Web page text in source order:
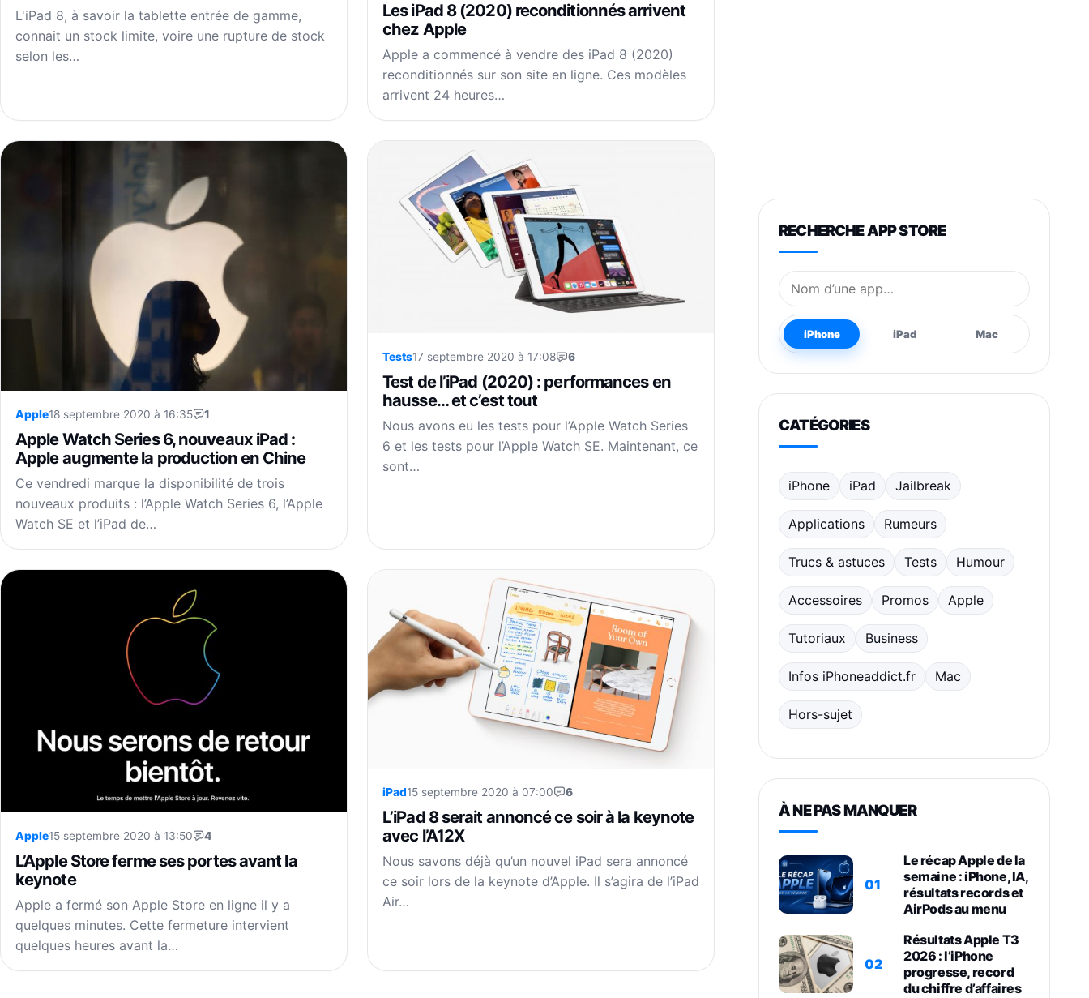
L'iPad 8, à savoir la tablette entrée de gamme,
connait un stock limite, voire une rupture de stock
selon les…
Les iPad 8 (2020) reconditionnés arrivent
chez Apple
Apple a commencé à vendre des iPad 8 (2020)
reconditionnés sur son site en ligne. Ces modèles
arrivent 24 heures…
Apple18 septembre 2020 à 16:35 1
Apple Watch Series 6, nouveaux iPad :
Apple augmente la production en Chine
Ce vendredi marque la disponibilité de trois
nouveaux produits : l’Apple Watch Series 6, l’Apple
Watch SE et l’iPad de…
Tests17 septembre 2020 à 17:08 6
Test de l’iPad (2020) : performances en
hausse… et c’est tout
Nous avons eu les tests pour l’Apple Watch Series
6 et les tests pour l’Apple Watch SE. Maintenant, ce
sont…
Apple15 septembre 2020 à 13:50 4
L’Apple Store ferme ses portes avant la
keynote
Apple a fermé son Apple Store en ligne il y a
quelques minutes. Cette fermeture intervient
quelques heures avant la…
iPad15 septembre 2020 à 07:00 6
L’iPad 8 serait annoncé ce soir à la keynote
avec l’A12X
Nous savons déjà qu’un nouvel iPad sera annoncé
ce soir lors de la keynote d’Apple. Il s’agira de l’iPad
Air…
RECHERCHE APP STORE
Nom de l’application
iPhone iPad Mac
CATÉGORIES
iPhone iPad Jailbreak
Applications Rumeurs
Trucs & astuces Tests Humour
Accessoires Promos Apple
Tutoriaux Business
Infos iPhoneaddict.fr Mac
Hors-sujet
À NE PAS MANQUER
01
Le récap Apple de la
semaine : iPhone, IA,
résultats records et
AirPods au menu
02
Résultats Apple T3
2026 : l’iPhone
progresse, record
du chiffre d’affaires